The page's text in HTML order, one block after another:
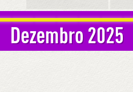
Dezembro 2025